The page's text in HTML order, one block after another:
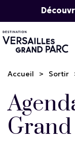
Accueil > Sortir
Grand